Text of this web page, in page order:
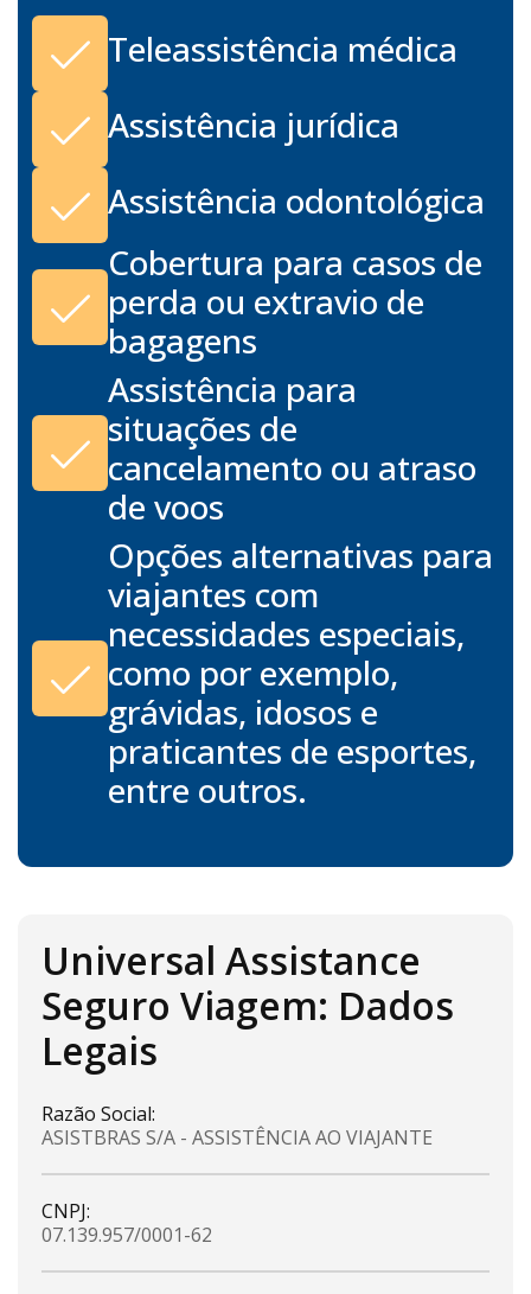
Teleassistência médica
Assistência jurídica
Assistência odontológica
Cobertura para casos de
perda ou extravio de
bagagens
Assistência para
situações de
cancelamento ou atraso
de voos
Opções alternativas para
viajantes com
necessidades especiais,
como por exemplo,
grávidas, idosos e
praticantes de esportes,
entre outros.
Universal Assistance
Seguro Viagem: Dados
Legais
Razão Social:
ASISTBRAS S/A - ASSISTÊNCIA AO VIAJANTE
CNPJ:
07.139.957/0001-62